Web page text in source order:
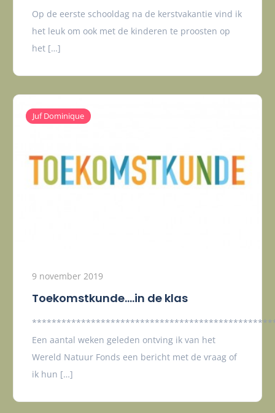
Op de eerste schooldag na de kerstvakantie vind ik
het leuk om ook met de kinderen te proosten op
het […]
Juf Dominique
9 november 2019
Toekomstkunde….in de klas
Een aantal weken geleden ontving ik van het
Wereld Natuur Fonds een bericht met de vraag of
ik hun […]